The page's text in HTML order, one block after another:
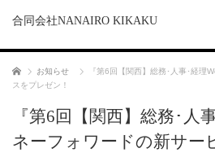
合同会社NANAIRO KIKAKU
ホーム お知らせ
『第6回【関西】総務･人事･経理
スをプレゼン！
『第6回【関西】総務･人
ネーフォワードの新サー